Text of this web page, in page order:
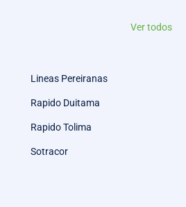
Ver todos
Lineas Pereiranas
Rapido Duitama
Rapido Tolima
Sotracor